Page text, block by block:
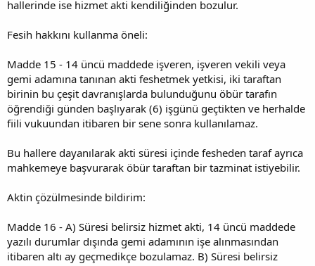
hallerinde ise hizmet akti kendiliğinden bozulur.
Fesih hakkını kullanma öneli:
Madde 15 - 14 üncü maddede işveren, işveren vekili veya
gemi adamına tanınan akti feshetmek yetkisi, iki taraftan
birinin bu çeşit davranışlarda bulunduğunu öbür tarafın
öğrendiği günden başlıyarak (6) işgünü geçtikten ve herhalde
fiili vukuundan itibaren bir sene sonra kullanılamaz.
Bu hallere dayanılarak akti süresi içinde fesheden taraf ayrıca
mahkemeye başvurarak öbür taraftan bir tazminat istiyebilir.
Aktin çözülmesinde bildirim:
Madde 16 - A) Süresi belirsiz hizmet akti, 14 üncü maddede
yazılı durumlar dışında gemi adamının işe alınmasından
itibaren altı ay geçmedikçe bozulamaz. B) Süresi belirsiz